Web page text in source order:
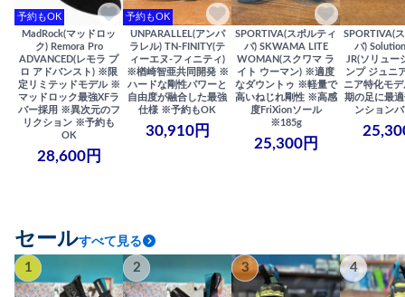
予約もOK
MadRock(マッドロッ
ク) Remora Pro
ADVANCED(レモラ プ
ロ アドバンスト) ※限
定リミテッドモデル ※
マッドロック最強XFラ
バー採用 ※異次元のフ
リクション ※予約も
OK
28,600円
予約もOK
UNPARALLEL(アンパ
ラレル) TN-FINITY(テ
ィーエヌ-フィニティ)
※楢崎智亜共同開発 ※
ハードな剛性パワーと
自由度が融合した最強
仕様 ※予約もOK
30,910円
SPORTIVA(スポルティ
バ) SKWAMA LITE
WOMAN(スクワマ ラ
イト ウーマン) ※適度
なダウントゥ ※軽量で
高いねじれ剛性 ※高感
度FriXionソール
※185g
25,300円
SPORTIVA(
バ)
JR(ソリュー
ンプ ジュニ
ニア特化モ
期の足に最
ンション
セールすべて見る
1 2 3 4